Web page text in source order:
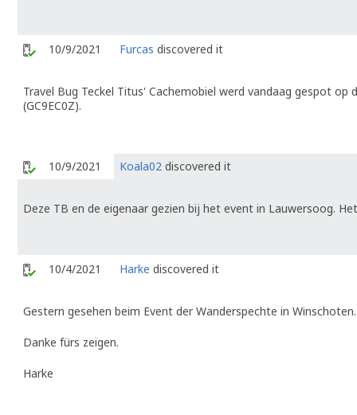
10/9/2021 Furcas discovered it
Travel Bug Teckel Titus' Cachemobiel werd vandaag gespot
(GC9EC0Z).
10/9/2021 Koala02 discovered it
Deze TB en de eigenaar gezien bij het event in Lauwersoog.
10/4/2021 Harke discovered it
Gestern gesehen beim Event der Wanderspechte in Winschoten.
Danke fürs zeigen.
Harke